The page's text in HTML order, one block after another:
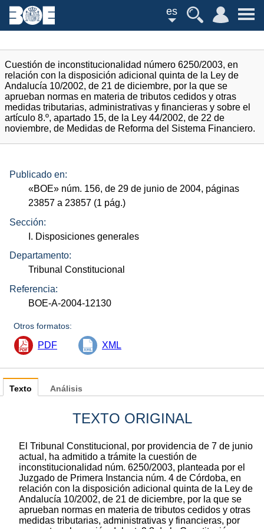
es
Cuestión de inconstitucionalidad número 6250/2003, en
relación con la disposición adicional quinta de la Ley de
Andalucía 10/2002, de 21 de diciembre, por la que se
aprueban normas en materia de tributos cedidos y otras
medidas tributarias, administrativas y financieras y sobre el
artículo 8.º, apartado 15, de la Ley 44/2002, de 22 de
noviembre, de Medidas de Reforma del Sistema Financiero.
Publicado en:
«BOE» núm. 156, de 29 de junio de 2004, páginas
23857 a 23857 (1 pág.)
Sección:
I. Disposiciones generales
Departamento:
Tribunal Constitucional
Referencia:
BOE-A-2004-12130
Otros formatos:
PDF XML
Texto
TEXTO ORIGINAL
El Tribunal Constitucional, por providencia de 7 de junio
actual, ha admitido a trámite la cuestión de
inconstitucionalidad núm. 6250/2003, planteada por el
Juzgado de Primera Instancia núm. 4 de Córdoba, en
relación con la disposición adicional quinta de la Ley de
Andalucía 10/2002, de 21 de diciembre, por la que se
aprueban normas en materia de tributos cedidos y otras
medidas tributarias, administrativas y financieras, por
Análisis